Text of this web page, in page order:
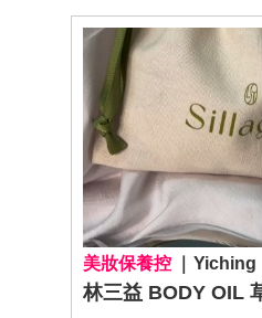
3-4下，均勻塗抹全臉濃
來卸除彩粧按摩數次後
用水清洗乾淨哩！
個頭髮就回家啦，回到
淨粧水感卸粧棉 好好的
卸粧棉有獨特的不回沾技
卸除卸下來不會回沾到臉
啦～💡Thursday今天的
深層卸粧油 能加速融解彩
日本創新耐水技術手濕臉
著淡淡水果香很好聞～～
蠻多地方在施工的粉塵
Bioré抗菌卸粧乳 來抗菌
溫和抗菌配方有添加茶樹
份，能溫和洗去細菌不用
孔卸除 添加雙重保濕成分
嫩感！販售通路：屈臣氏
美妝保養控 Yiching
林三益 BODY OIL